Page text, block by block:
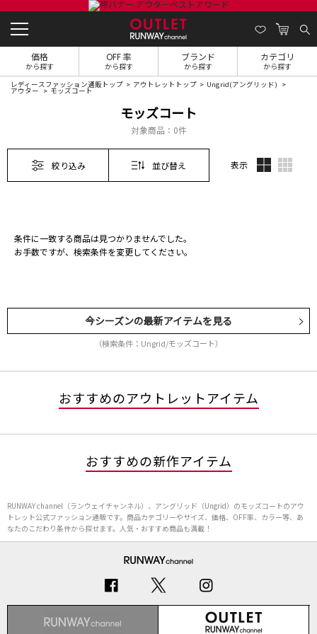
価格
から探す
OFF 率
から探す
ブランド
から探す
カテゴリ
から探す
レディースファッション通販トップ アウトレットトップ Ungrid(アングリッド)
アウター モッズコート
モッズコート
対象商品： 0件
絞り込み 並び替え 表示
条件に一致する商品は見つかりませんでした。
お手数ですが、検索条件を変更してください。
今シーズンの最新アイテムを見る
（検索条件：Ungrid/モッズコート）
おすすめのアウトレットアイテム
おすすめの新作アイテム
RUNWAY channel（ランウェイチャンネル）、アングリッド（Ungrid）のモッズコートのアウ
トレット公式ファッション通販です。商品カテゴリーやサイズ、価格、OFF率、カラー等、あ
なたのこだわり条件から探せます。人気・おすすめ商品も満載！